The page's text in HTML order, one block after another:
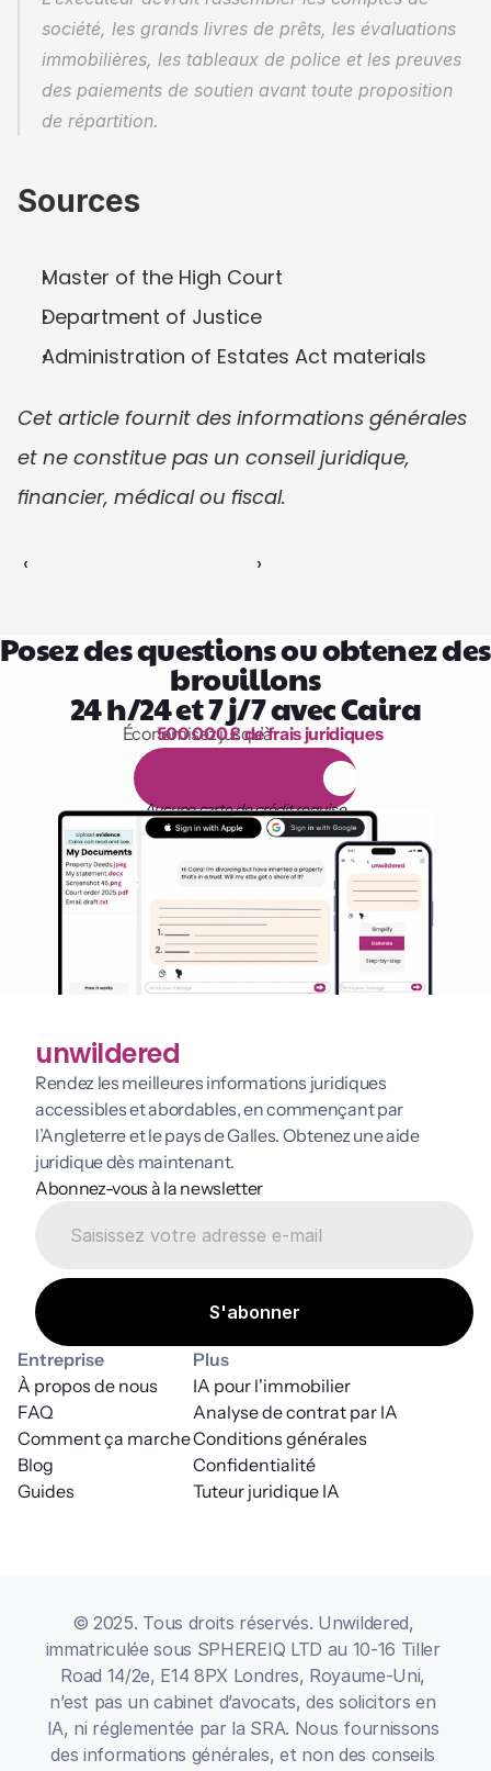
société, les grands livres de prêts, les évaluations
immobilières, les tableaux de police et les preuves
des paiements de soutien avant toute proposition
de répartition.
Sources
Master of the High Court
Department of Justice
Administration of Estates Act materials
Cet article fournit des informations générales
et ne constitue pas un conseil juridique,
financier, médical ou fiscal.
‹ ›
Posez des questions ou obtenez des
brouillons
24 h/24 et 7 j/7 avec Caira
1 000 heures de lecture
Économisez jusqu’à
500 000 £ de frais juridiques
E s
Aucune carte de crédit requise
unwildered
Rendez les meilleures informations juridiques
accessibles et abordables, en commençant par
l’Angleterre et le pays de Galles. Obtenez une aide
juridique dès maintenant.
Abonnez-vous à la newsletter
Entreprise
À propos de nous
FAQ
Comment ça marche
Blog
Guides
Plus
Conditions générales
Analyse de contrat par IA
Tuteur juridique IA
Confidentialité
IA pour l'immobilier
© 2025. Tous droits réservés. Unwildered,
immatriculée sous SPHEREIQ LTD au 10-16 Tiller
Road 14/2e, E14 8PX Londres, Royaume-Uni,
n’est pas un cabinet d’avocats, des solicitors en
IA, ni réglementée par la SRA. Nous fournissons
des informations générales, et non des conseils